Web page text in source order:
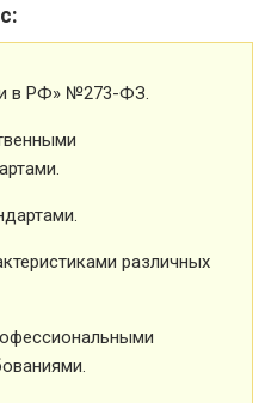
в РФ» №273-ФЗ.
различных